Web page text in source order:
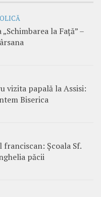
la Față” –
vizita papală la Assisi:
Biserica
Școala Sf.
păcii